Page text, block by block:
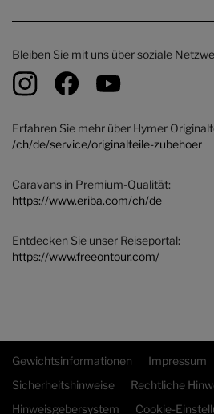
Bleiben Sie mit uns über soziale
Erfahren Sie mehr über Hymer
/ch/de/service/originalteile-zubehoer
Caravans in Premium-Qualität:
https://www.eriba.com/ch/de
Entdecken Sie unser Reiseportal:
https://www.freeontour.com/
Gewichtsinformationen Impressum
Sicherheitshinweise
Rechtliche
Hinweisgebersystem
Cookie-